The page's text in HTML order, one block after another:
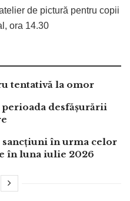
de pictură pentru copii
ora 14.30
tentativă la omor
desfășurării
sancțiuni în urma celor
în luna iulie 2026